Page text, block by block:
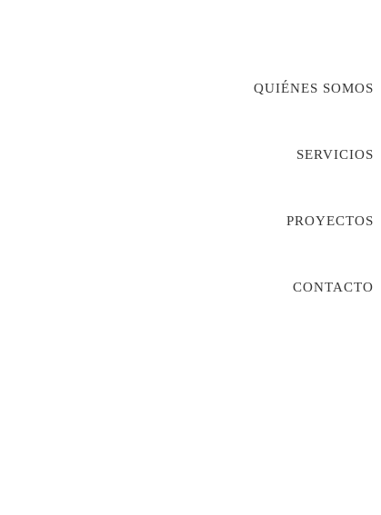
QUIÉNES SOMOS
SERVICIOS
PROYECTOS
CONTACTO